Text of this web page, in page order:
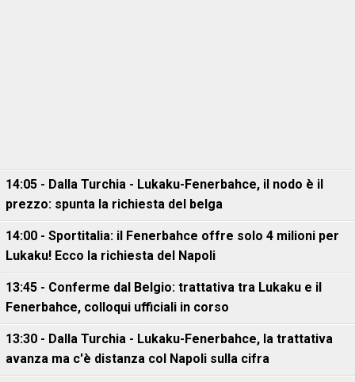
14:05 - Dalla Turchia - Lukaku-Fenerbahce, il nodo è il
prezzo: spunta la richiesta del belga
14:00 - Sportitalia: il Fenerbahce offre solo 4 milioni per
Lukaku! Ecco la richiesta del Napoli
13:45 - Conferme dal Belgio: trattativa tra Lukaku e il
Fenerbahce, colloqui ufficiali in corso
13:30 - Dalla Turchia - Lukaku-Fenerbahce, la trattativa
avanza ma c'è distanza col Napoli sulla cifra